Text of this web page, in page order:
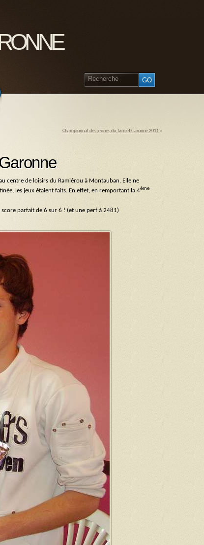
Championnat des jeunes du Tarn et Garonne 2011 »
centre de loisirs du Ramiérou à Montauban. Elle ne
les jeux étaient faits. En effet, en remportant la 4ème
parfait de 6 sur 6 ! (et une perf à 2481)